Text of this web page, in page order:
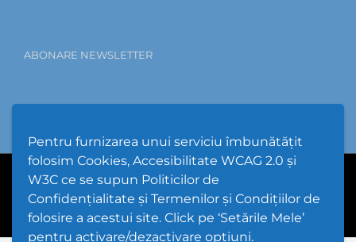
Pentru furnizarea unui serviciu îmbunătățit
folosim Cookies, Accesibilitate WCAG 2.0 și
W3C ce se supun Politicilor de
Confidențialitate și Termenilor și Condițiilor de
folosire a acestui site. Click pe ‘Setările Mele’
pentru activare/dezactivare opțiuni.
ABONARE NEWSLETTER
Hartă Website